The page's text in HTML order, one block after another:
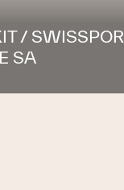
/ SWISSPOR
SA